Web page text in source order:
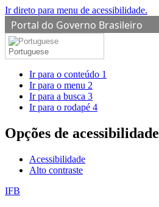
Ir direto para menu de acessibilidade.
Portal do Governo Brasileiro
Portuguese
Ir para o conteúdo 1
Ir para o menu 2
Ir para a busca 3
Ir para o rodapé 4
Opções de acessibilidade
Acessibilidade
Alto contraste
IFB